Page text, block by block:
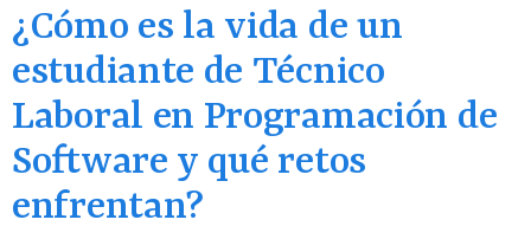
¿Cómo es la vida de un
estudiante de Técnico
Laboral en Programación de
Software y qué retos
enfrentan?